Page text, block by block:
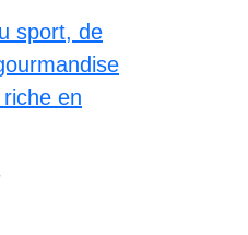
sport, de
en